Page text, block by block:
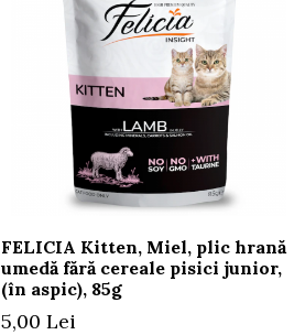
FELICIA Kitten, Miel, plic hrană
umedă fără cereale pisici junior,
(în aspic), 85g
5,00 Lei